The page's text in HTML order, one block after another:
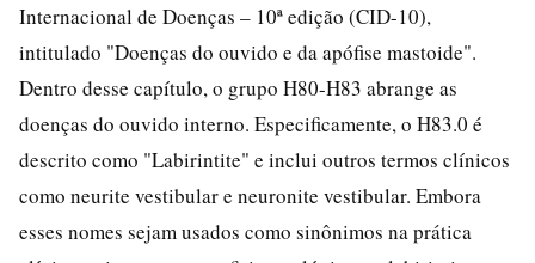
Internacional de Doenças – 10ª edição (CID-10),
intitulado "Doenças do ouvido e da apófise mastoide".
Dentro desse capítulo, o grupo H80-H83 abrange as
doenças do ouvido interno. Especificamente, o H83.0 é
descrito como "Labirintite" e inclui outros termos clínicos
como neurite vestibular e neuronite vestibular. Embora
esses nomes sejam usados como sinônimos na prática